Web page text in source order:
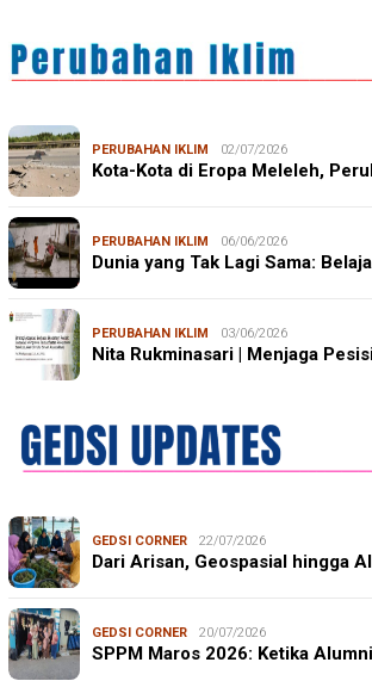
PERUBAHAN IKLIM 02/07/2026
Kota-Kota di Eropa Meleleh,
PERUBAHAN IKLIM 06/06/2026
Dunia yang Tak Lagi Sama:
PERUBAHAN IKLIM 03/06/2026
Nita Rukminasari | Menjaga
GEDSI CORNER 22/07/2026
Dari Arisan, Geospasial hingga
GEDSI CORNER 20/07/2026
SPPM Maros 2026: Ketika